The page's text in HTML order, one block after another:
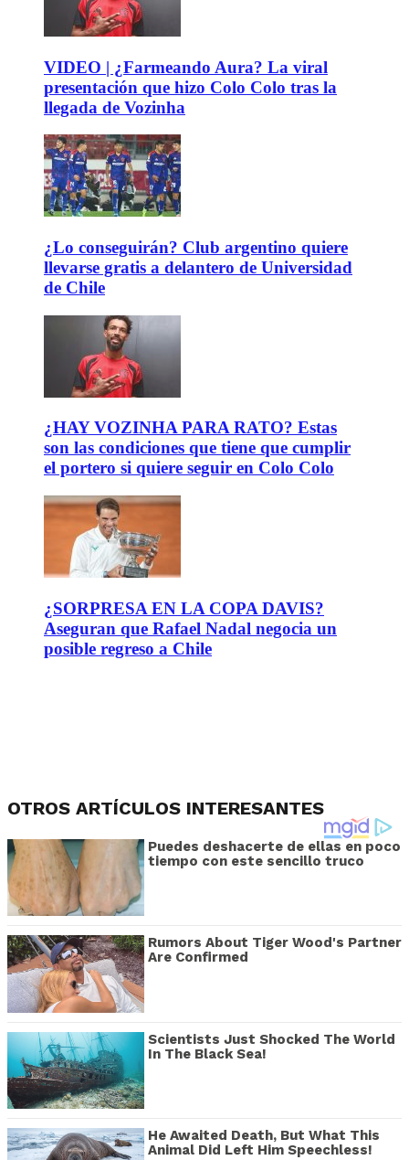
VIDEO | ¿Farmeando Aura? La viral
presentación que hizo Colo Colo tras la
llegada de Vozinha
¿Lo conseguirán? Club argentino quiere
llevarse gratis a delantero de Universidad
de Chile
¿HAY VOZINHA PARA RATO? Estas
son las condiciones que tiene que cumplir
el portero si quiere seguir en Colo Colo
¿SORPRESA EN LA COPA DAVIS?
Aseguran que Rafael Nadal negocia un
posible regreso a Chile
OTROS ARTÍCULOS INTERESANTES
Puedes deshacerte de ellas en poco
tiempo con este sencillo truco
Rumors About Tiger Wood's Partner
Are Confirmed
Scientists Just Shocked The World
In The Black Sea!
He Awaited Death, But What This
Animal Did Left Him Speechless!